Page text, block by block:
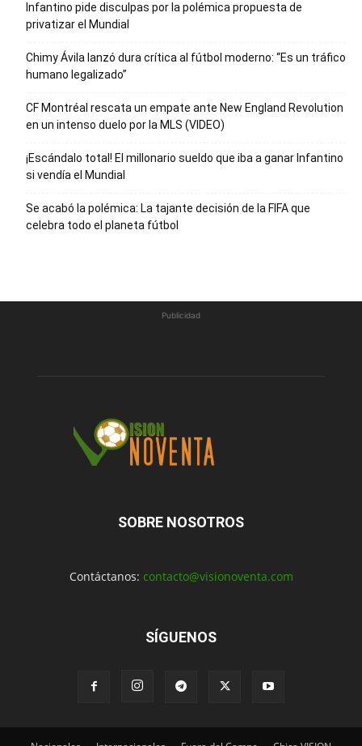
Infantino pide disculpas por la polémica propuesta de
privatizar el Mundial
Chimy Ávila lanzó dura crítica al fútbol moderno: “Es un tráfico
humano legalizado”
CF Montréal rescata un empate ante New England Revolution
en un intenso duelo por la MLS (VIDEO)
¡Escándalo total! El millonario sueldo que iba a ganar Infantino
si vendía el Mundial
Se acabó la polémica: La tajante decisión de la FIFA que
celebra todo el planeta fútbol
Publicidad
SOBRE NOSOTROS
Contáctanos: contacto@visionoventa.com
SÍGUENOS